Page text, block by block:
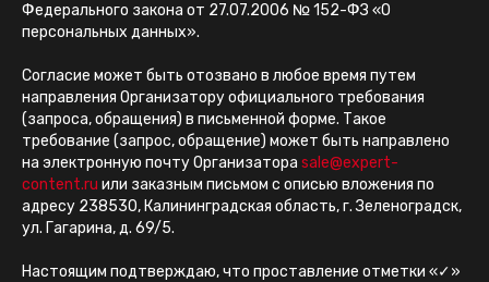
Федерального закона от 27.07.2006 № 152-ФЗ «О
персональных данных».
Согласие может быть отозвано в любое время путем
направления Организатору официального требования
(запроса, обращения) в письменной форме. Такое
требование (запрос, обращение) может быть направлено
на электронную почту Организатора sale@expert-
content.ru или заказным письмом с описью вложения по
адресу 238530, Калининградская область, г. Зеленоградск,
ул. Гагарина, д. 69/5.
Настоящим подтверждаю, что проставление отметки «✓»